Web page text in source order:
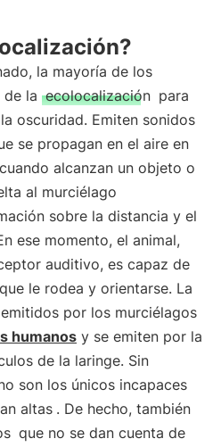
la mayoría de los
de la ecolocalización para
oscuridad. Emiten sonidos
se propagan en el aire en
alcanzan un objeto o
al murciélago
sobre la distancia y el
ese momento, el animal,
auditivo, es capaz de
le rodea y orientarse. La
por los murciélagos
humanos y se emiten por la
de la laringe. Sin
son los únicos incapaces
altas . De hecho, también
que no se dan cuenta de